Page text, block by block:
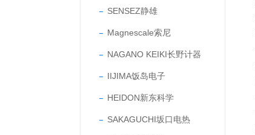
SENSEZ静雄
Magnescale索尼
NAGANO KEIKI长野计器
IIJIMA饭岛电子
HEIDON新东科学
SAKAGUCHI坂口电热